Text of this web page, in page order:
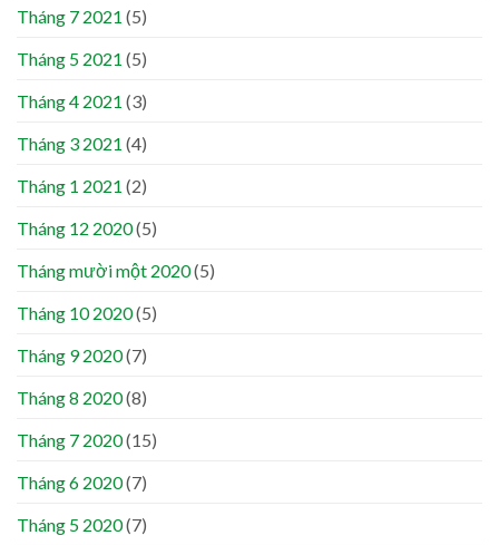
Tháng 7 2021 (5)
Tháng 5 2021 (5)
Tháng 4 2021 (3)
Tháng 3 2021 (4)
Tháng 1 2021 (2)
Tháng 12 2020(5)
Tháng mười một 2020(5)
Tháng 10 2020(5)
Tháng 9 2020(7)
Tháng 8 2020(8)
Tháng 7 2020(15)
Tháng 6 2020(7)
Tháng 5 2020(7)